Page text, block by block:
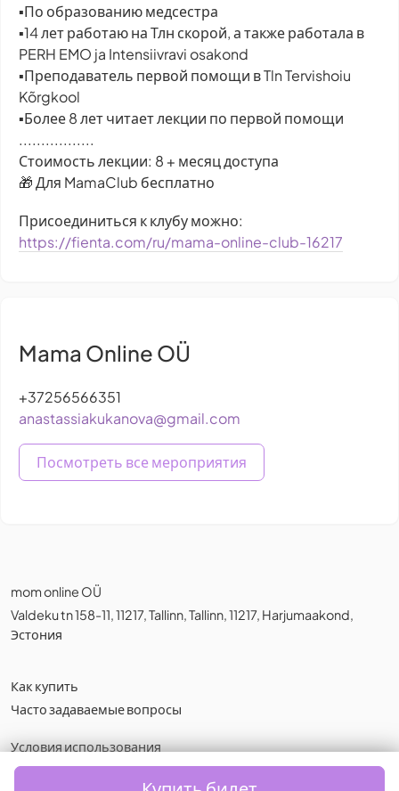
▪️По образованию медсестра
▪️14 лет работаю на Тлн скорой, а также работала в
PERH EMO ja Intensiivravi osakond
▪️Преподаватель первой помощи в Tln Tervishoiu
Kõrgkool
▪️Более 8 лет читает лекции по первой помощи
.................
Стоимость лекции: 8 + месяц доступа
🎁 Для MamaClub бесплатно
Присоединиться к клубу можно:
https://fienta.com/ru/mama-online-club-16217
Mama Online OÜ
+37256566351
anastassiakukanova@gmail.com
Посмотреть все мероприятия
mom online OÜ
Valdeku tn 158-11, 11217, Tallinn, Tallinn, 11217, Harjumaakond,
Эстония
Как купить
Часто задаваемые вопросы
Условия использования
Политика конфиденциальности,Cookies